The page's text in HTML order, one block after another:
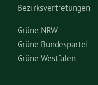
Bezirksvertretungen
Grüne NRW
Grüne Bundespartei
Grüne Westfalen